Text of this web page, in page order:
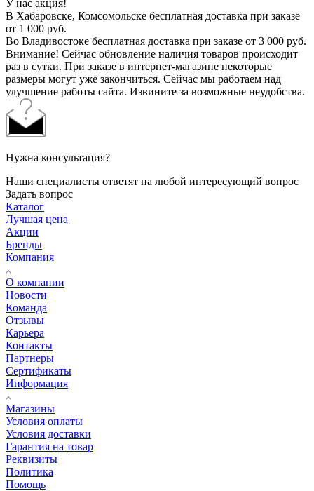
У нас акция!
В Хабаровске, Комсомольске бесплатная доставка при заказе
от 1 000 руб.
Во Владивостоке бесплатная доставка при заказе от 3 000 руб.
Внимание! Сейчас обновление наличия товаров происходит
раз в сутки. При заказе в интернет-магазине некоторые
размеры могут уже закончиться. Сейчас мы работаем над
улучшение работы сайта. Извините за возможные неудобства.
Нужна консультация?
Наши специалисты ответят на любой интересующий вопрос
Задать вопрос
Каталог
Лучшая цена
Акции
Бренды
Компания
О компании
Новости
Команда
Отзывы
Карьера
Контакты
Партнеры
Сертификаты
Информация
Магазины
Условия оплаты
Условия доставки
Гарантия на товар
Реквизиты
Политика
Помощь